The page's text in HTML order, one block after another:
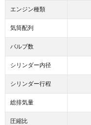
エンジン種類
気筒配列
バルブ数
シリンダー内径
シリンダー行程
総排気量
圧縮比